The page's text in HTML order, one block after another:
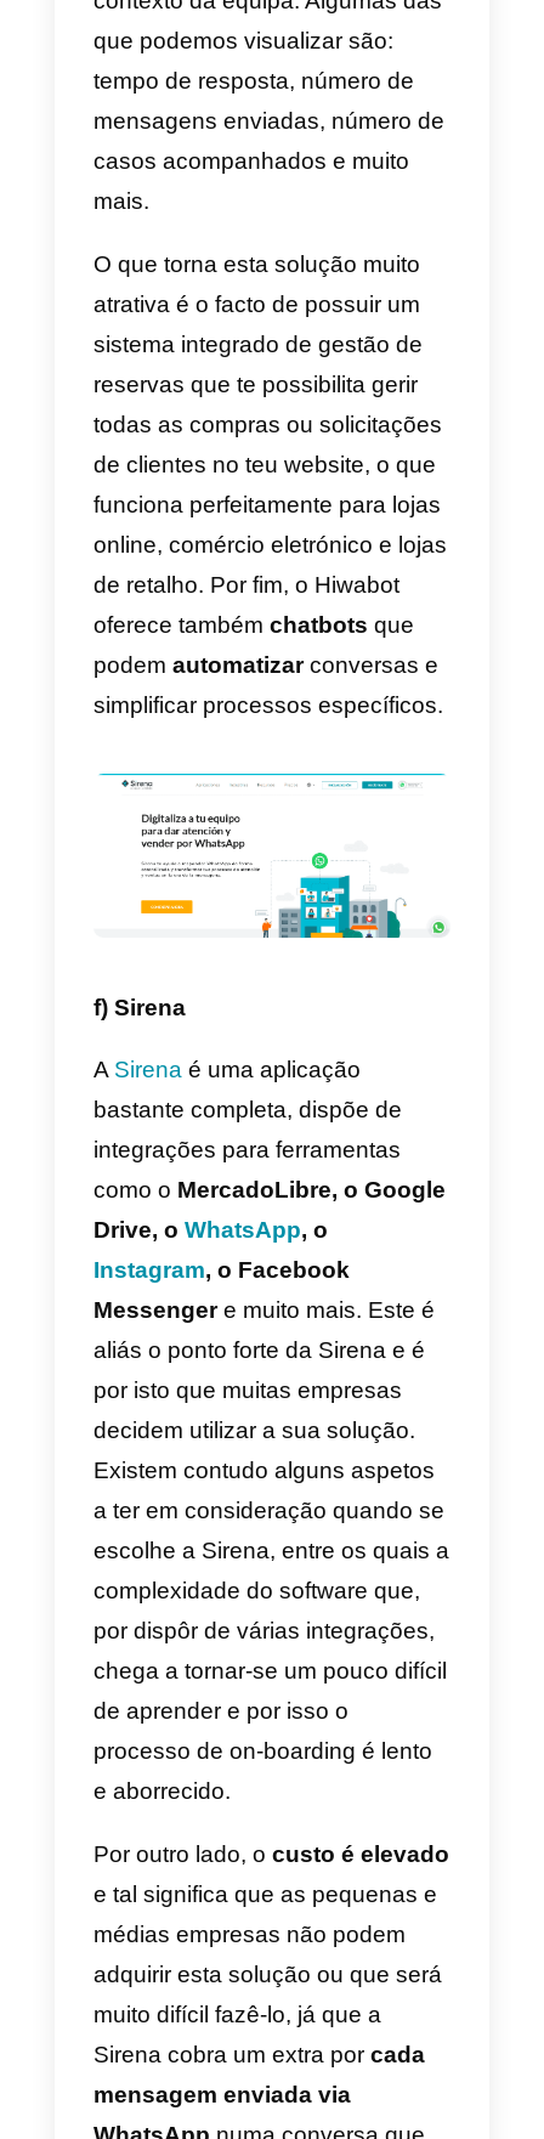
d) Leadsales
ALeadsalesé uma plataforma
criada no México em 2020 que
foca exclusivamente focada no
canal de comunicação e oferece
substancialmente o mesmo
serviço de outras empresas
semelhantes, ou seja, o
WhatsApp multi-agente para
equipas. Esta ferramenta
concentra-se em pequenas
empresas que possuem mais de
um agente cujo trabalho passa
por responder aos pedidos nas
aplicações de mensagens.
A Leadsales é uma das
ferramentas com o preço mais
comparamos com outras
foca-se exclusivamente no
WhatsApp. Por isso, se estás à
procura de uma ferramenta que
ofereçaInstagram, Twitter,
Telegram ou Facebookcomo
canais, tem atenção e lembra-te
que a Leadsales não é feita para
ti. Para além destes serviços,
oferece também umCRM para
WhatsApponde podes gerir os
teus clientes e seguir todo o
processo de venda, ver o seu
estado e guardar todas as suas
informações. Apresenta-se como
uma ótima ferramenta para as
geridos diariamente e que
procuram obter vendas para
depois geri-las.